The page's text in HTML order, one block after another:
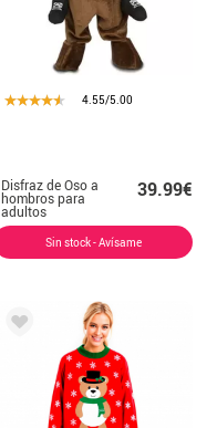
4.55/5.00
Disfraz de Oso a
hombros para
adultos
39.99€
Sin stock - Avísame